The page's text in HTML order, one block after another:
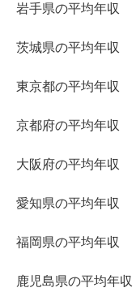
岩手県の平均年収
茨城県の平均年収
東京都の平均年収
京都府の平均年収
大阪府の平均年収
愛知県の平均年収
福岡県の平均年収
鹿児島県の平均年収